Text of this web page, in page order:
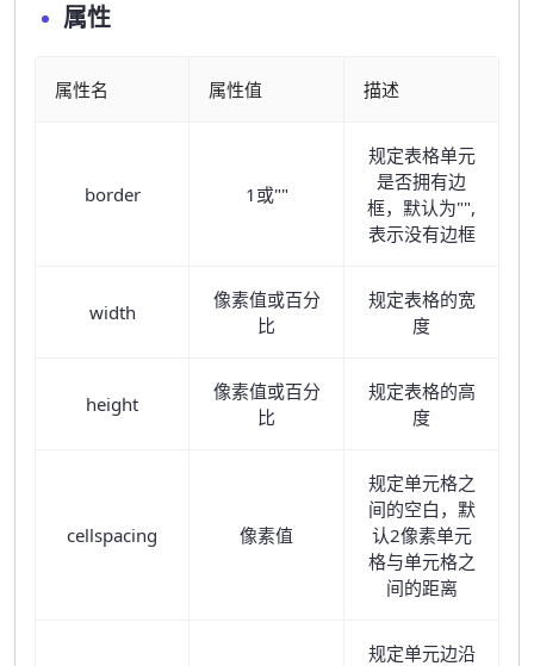
属性
属性名 属性值 描述
border 1或""
规定表格单元
是否拥有边
框，默认为"",
表示没有边框
width
像素值或百分
比
规定表格的宽
度
height
像素值或百分
比
规定表格的高
度
cellspacing 像素值
规定单元格之
间的空白，默
认2像素单元
格与单元格之
间的距离
规定单元边沿